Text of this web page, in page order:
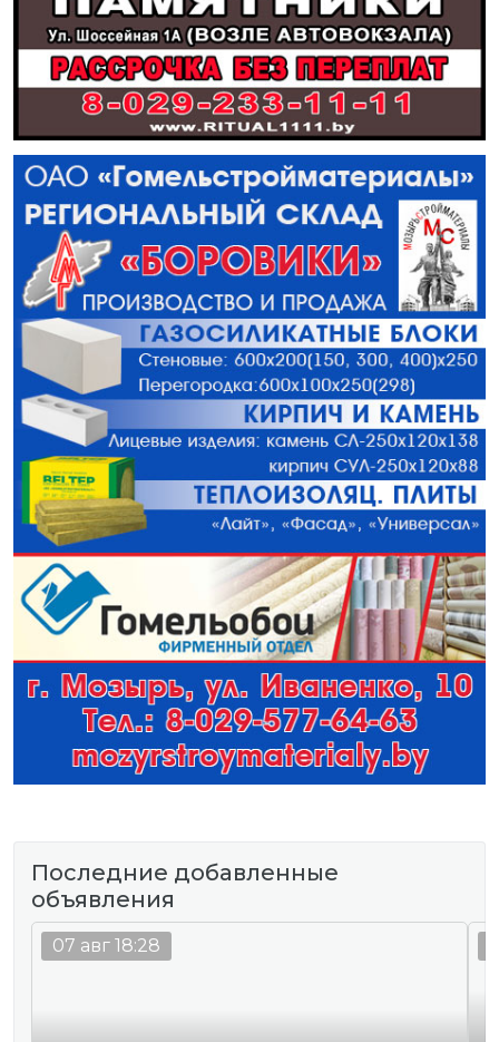
Последние добавленные
объявления
07 авг 18:28